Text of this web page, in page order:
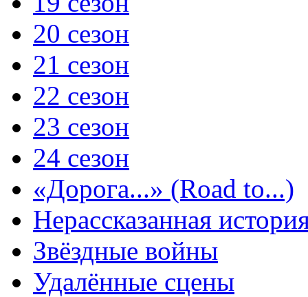
20 сезон
21 сезон
22 сезон
23 сезон
24 сезон
«Дорога...» (Road to...)
Нерассказанная
Звёздные войны
Удалённые сцены